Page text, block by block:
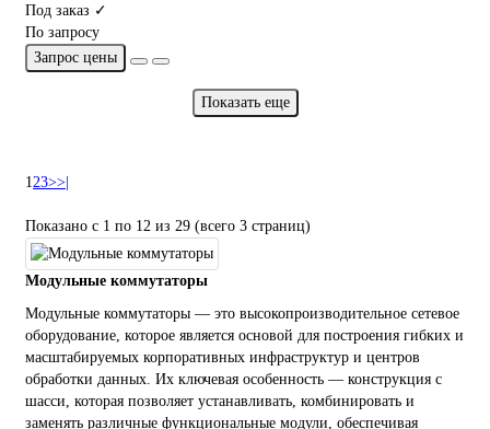
Под заказ ✓
По запросу
Запрос цены
Показать еще
1 23>>|
Показано с 1 по 12 из 29 (всего 3 страниц)
Модульные коммутаторы
Модульные коммутаторы — это высокопроизводительное сетевое
оборудование, которое является основой для построения гибких и
масштабируемых корпоративных инфраструктур и центров
обработки данных. Их ключевая особенность — конструкция с
шасси, которая позволяет устанавливать, комбинировать и
заменять различные функциональные модули, обеспечивая